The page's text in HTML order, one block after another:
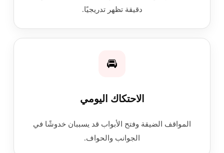
دقيقة تظهر تدريجيًا.
🚘
الاحتكاك اليومي
المواقف الضيقة وفتح الأبواب قد يسببان خدوشًا في
الجوانب والحواف.